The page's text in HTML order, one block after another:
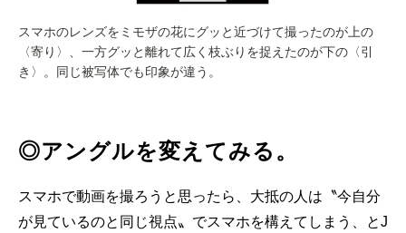
スマホのレンズをミモザの花にグッと近づけて撮ったのが上の
〈寄り〉、一方グッと離れて広く枝ぶりを捉えたのが下の〈引
き〉。同じ被写体でも印象が違う。
◎アングルを変えてみる。
スマホで動画を撮ろうと思ったら、大抵の人は〝今自分
が見ているのと同じ視点〟でスマホを構えてしまう、とJ